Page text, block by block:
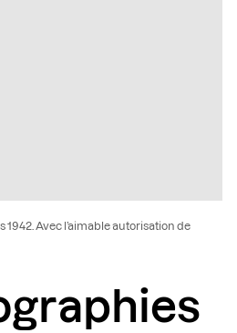
Avec l’aimable autorisation de